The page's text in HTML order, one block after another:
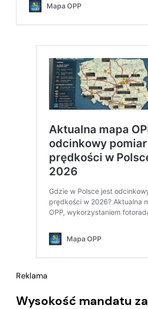
Reklama
Wysokość mandatu za